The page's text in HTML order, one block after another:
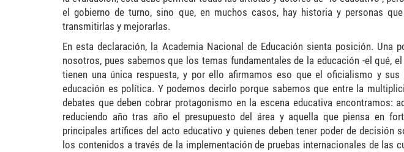
el gobierno de turno, sino que, en muchos casos, hay historia y personas
transmitirlas y mejorarlas.
En esta declaración, la Academia Nacional de Educación sienta posición. Una
nosotros, pues sabemos que los temas fundamentales de la educación -el qué,
tienen una única respuesta, y por ello afirmamos eso que el oficialismo y
educación es política. Y podemos decirlo porque sabemos que entre la
debates que deben cobrar protagonismo en la escena educativa encontramos:
reduciendo año tras año el presupuesto del área y aquella que piensa en
principales artífices del acto educativo y quienes deben tener poder de decisión
los contenidos a través de la implementación de pruebas internacionales de las